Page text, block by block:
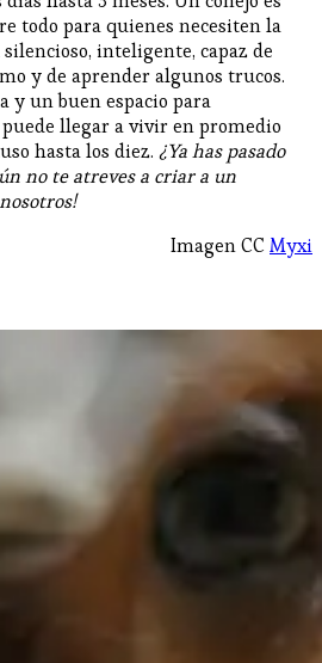
todo para quienes necesiten la
inteligente, capaz de
y de aprender algunos trucos.
y un buen espacio para
llegar a vivir en promedio
hasta los diez. ¿Ya has pasado
no te atreves a criar a un
Imagen CC Myxi